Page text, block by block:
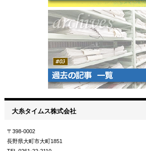
大糸タイムス株式会社
〒398-0002
長野県大町市大町1851